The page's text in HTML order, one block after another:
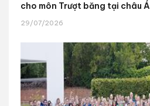
cho môn Trượt băng tại châu Á
29/07/2026